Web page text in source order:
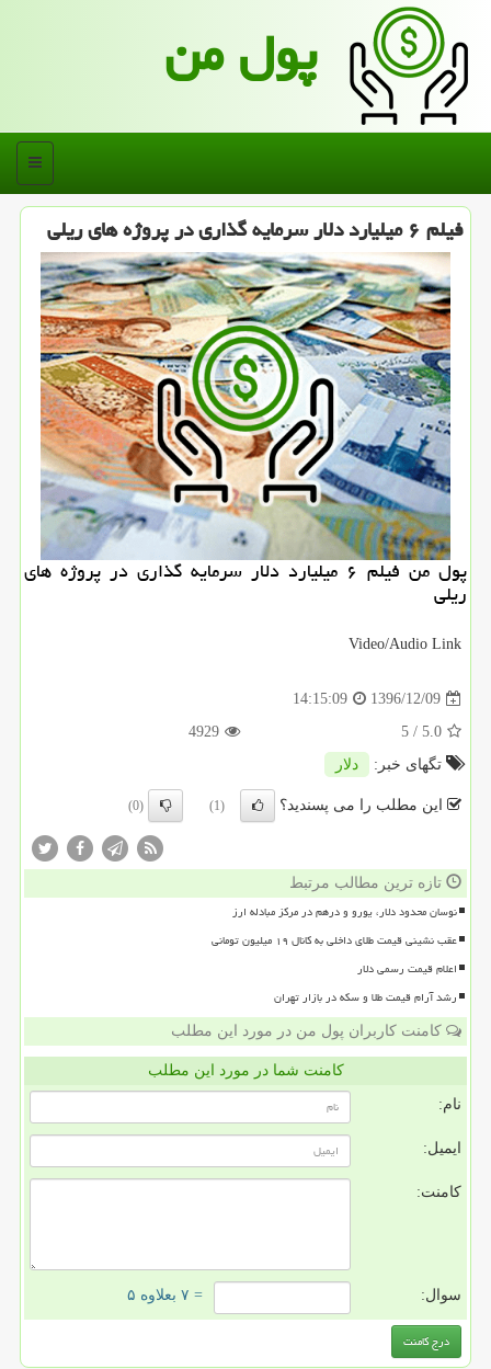
پول من
منو
فیلم ۶ میلیارد دلار سرمایه گذاری در پروژه های ریلی
پول من فیلم ۶ میلیارد دلار سرمایه گذاری در پروژه های
ریلی
Video/Audio Link
1396/12/09
14:15:09
5.0
/ 5
4929
تگهای خبر:
دلار
این مطلب را می پسندید؟ (1)
(0)
تازه ترین مطالب مرتبط
نوسان محدود دلار، یورو و درهم در مرکز مبادله ارز
عقب نشینی قیمت طلای داخلی به کانال ۱۹ میلیون تومانی
اعلام قیمت رسمی دلار
رشد آرام قیمت طلا و سکه در بازار تهران
کامنت کاربران پول من در مورد این مطلب
کامنت شما در مورد این مطلب
نام:
ایمیل:
کامنت:
سوال: = ۷ بعلاوه ۵